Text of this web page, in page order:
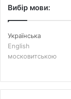
Вибір мови:
Українська
English
московитською